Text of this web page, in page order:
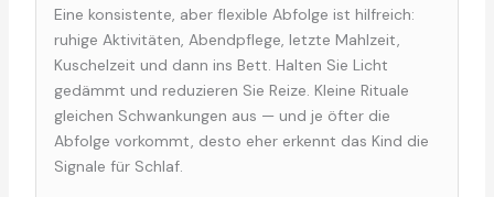
Eine konsistente, aber flexible Abfolge ist hilfreich:
ruhige Aktivitäten, Abendpflege, letzte Mahlzeit,
Kuschelzeit und dann ins Bett. Halten Sie Licht
gedämmt und reduzieren Sie Reize. Kleine Rituale
gleichen Schwankungen aus — und je öfter die
Abfolge vorkommt, desto eher erkennt das Kind die
Signale für Schlaf.